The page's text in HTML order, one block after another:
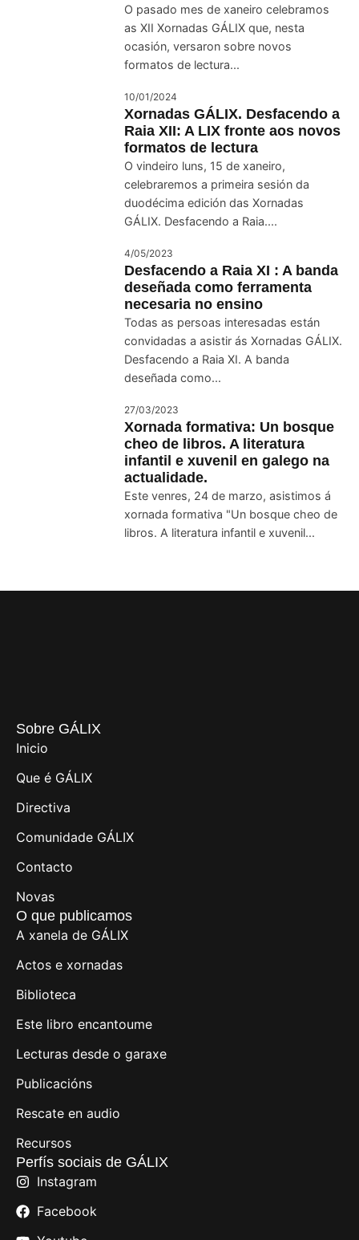
O pasado mes de xaneiro celebramos
as XII Xornadas GÁLIX que, nesta
ocasión, versaron sobre novos
formatos de lectura...
10/01/2024
Xornadas GÁLIX. Desfacendo a
Raia XII: A LIX fronte aos novos
formatos de lectura
O vindeiro luns, 15 de xaneiro,
celebraremos a primeira sesión da
duodécima edición das Xornadas
GÁLIX. Desfacendo a Raia....
4/05/2023
Desfacendo a Raia XI : A banda
deseñada como ferramenta
necesaria no ensino
Todas as persoas interesadas están
convidadas a asistir ás Xornadas GÁLIX.
Desfacendo a Raia XI. A banda
deseñada como...
27/03/2023
Xornada formativa: Un bosque
cheo de libros. A literatura
infantil e xuvenil en galego na
actualidade.
Este venres, 24 de marzo, asistimos á
xornada formativa "Un bosque cheo de
libros. A literatura infantil e xuvenil...
Sobre GÁLIX
Inicio
Que é GÁLIX
Directiva
Comunidade GÁLIX
Contacto
Novas
O que publicamos
A xanela de GÁLIX
Actos e xornadas
Biblioteca
Este libro encantoume
Lecturas desde o garaxe
Publicacións
Rescate en audio
Recursos
Perfís sociais de GÁLIX
Instagram
Facebook